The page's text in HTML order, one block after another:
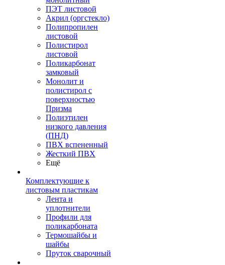
ПЭТ листовой
Акрил (оргстекло)
Полипропилен
листовой
Полистирол
листовой
Поликарбонат
замковый
Монолит и
полистирол с
поверхностью
Призма
Полиэтилен
низкого давления
(ПНД)
ПВХ вспененный
Жесткий ПВХ
Ещё
Комплектующие к
листовым пластикам
Лента и
уплотнители
Профили для
поликарбоната
Термошайбы и
шайбы
Пруток сварочный